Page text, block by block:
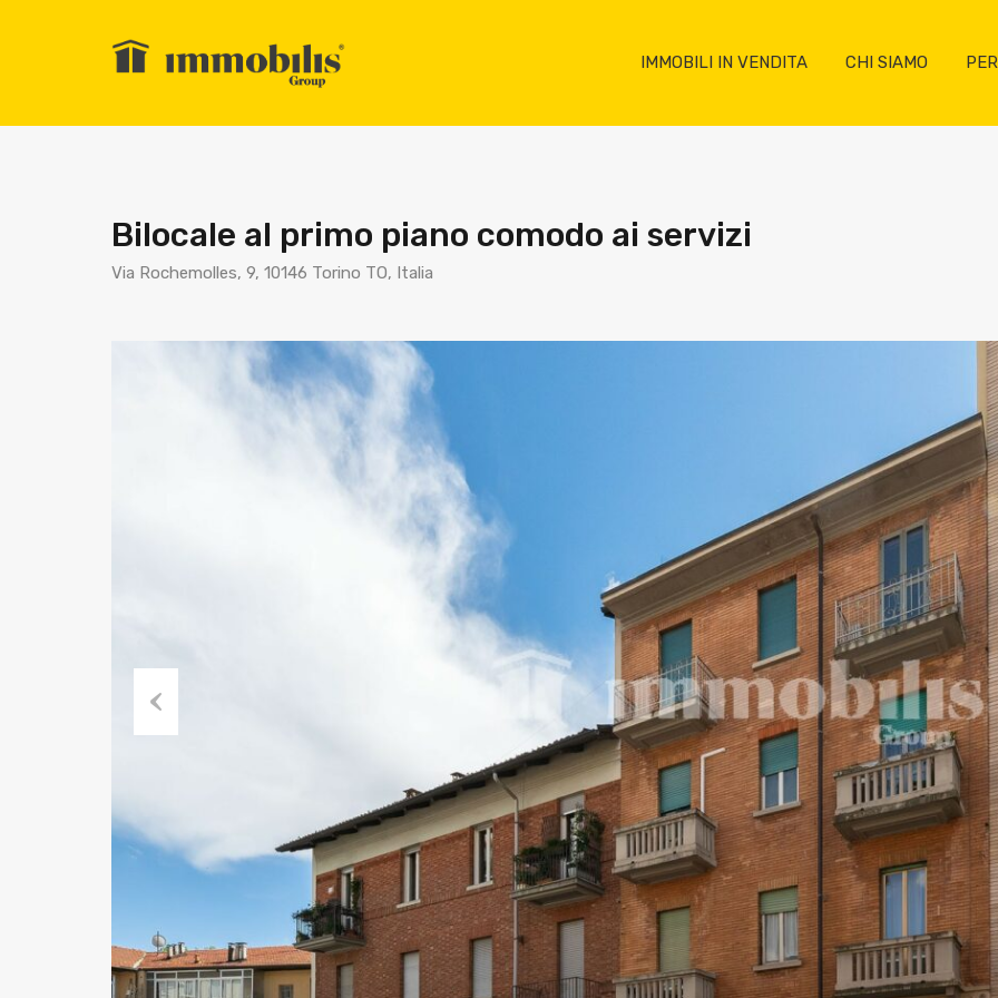
IMMOBILI IN VENDITA CHI SIAMO
Bilocale al primo piano comodo ai servizi
Via Rochemolles, 9, 10146 Torino TO, Italia